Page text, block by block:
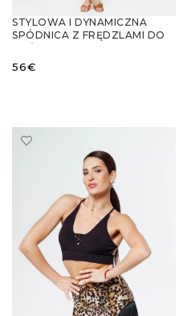
STYLOWA I DYNAMICZNA
SPÓDNICA Z FRĘDZLAMI DO
56€